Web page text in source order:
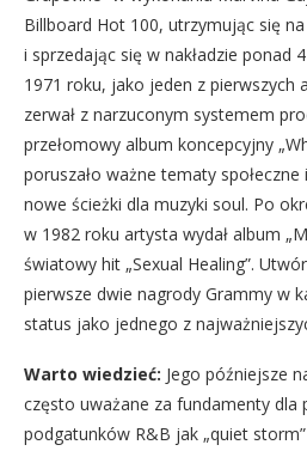
Billboard Hot 100, utrzymując się
i sprzedając się w nakładzie ponad
1971 roku, jako jeden z pierwszych
zerwał z narzuconym systemem
przełomowy album koncepcyjny
poruszało ważne tematy
nowe ścieżki dla muzyki soul. Po
w 1982 roku artysta wydał album
światowy hit „Sexual Healing”.
pierwsze dwie nagrody Grammy w
status jako jednego z
Warto wiedzieć: Jego późniejsze
często uważane za fundamenty dla
podgatunków R&B jak „quiet